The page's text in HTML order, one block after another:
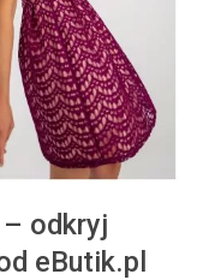
odkryj
eButik.pl